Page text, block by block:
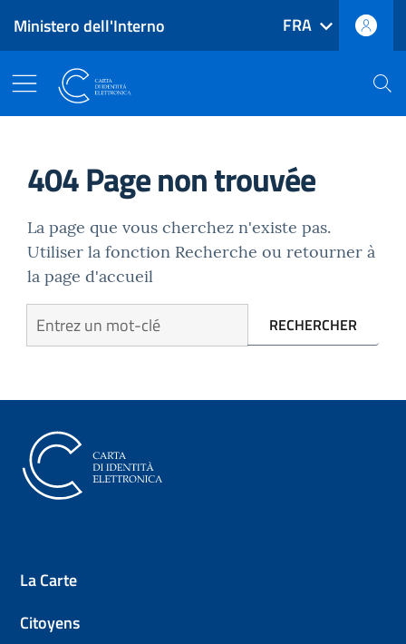
Accéder au contenu principal
Aller au pied de page
Ministero dell'Interno
FRA
Navigation menu principal
404 Page non trouvée
La page que vous cherchez n'existe pas.
Utiliser la fonction Recherche ou retourner à
la page d'accueil
Entrez un mot-clé RECHERCHER
La Carte
Citoyens